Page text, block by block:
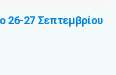
26-27 Σεπτεμβρίου